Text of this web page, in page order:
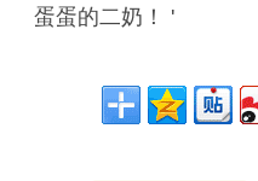
蛋蛋的二奶！ '